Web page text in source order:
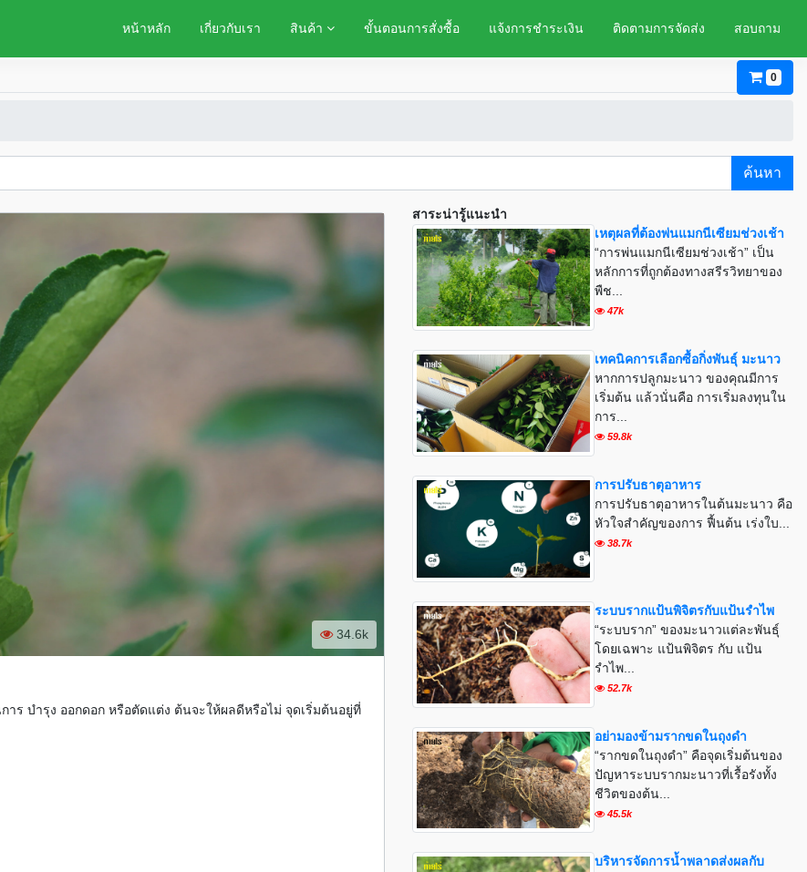
หน้าหลัก เกี่ยวกับเรา สินค้า ขั้นตอนการสั่งซื้อ แจ้งการชำระเงิน ติดตามการจัดส่ง สอบถาม
0
ค้นหา
34.6k
ร บำรุง ออกดอก หรือตัดแต่ง ต้นจะให้ผลดีหรือไม่ จุดเริ่มต้นอยู่ที่
สาระน่ารู้แนะนำ
เหตุผลที่ต้องพ่นแมกนีเซียมช่วงเช้า
“การพ่นแมกนีเซียมช่วงเช้า” เป็น
หลักการที่ถูกต้องทางสรีรวิทยาของ
พืช...
47k
เทคนิคการเลือกซื้อกิ่งพันธุ์ มะนาว
หากการปลูกมะนาว ของคุณมีการ
เริ่มต้น แล้วนั่นคือ การเริ่มลงทุนใน
การ...
59.8k
การปรับธาตุอาหาร
การปรับธาตุอาหารในต้นมะนาว คือ
หัวใจสำคัญของการ ฟื้นต้น เร่งใบ...
38.7k
ระบบรากแป้นพิจิตรกับแป้นรำไพ
“ระบบราก” ของมะนาวแต่ละพันธุ์
โดยเฉพาะ แป้นพิจิตร กับ แป้น
รำไพ...
52.7k
อย่ามองข้ามรากขดในถุงดำ
“รากขดในถุงดำ” คือจุดเริ่มต้นของ
ปัญหาระบบรากมะนาวที่เรื้อรังทั้ง
ชีวิตของต้น...
45.5k
บริหารจัดการน้ำพลาดส่งผลกับ